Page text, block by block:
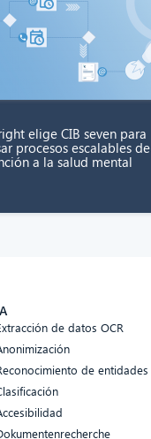
elige CIB seven para
procesos escalables de
a la salud mental
de datos OCR
de entidades